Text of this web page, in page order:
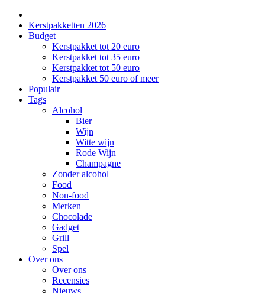
Kerstpakketten 2026
Budget
Kerstpakket tot 20 euro
Kerstpakket tot 35 euro
Kerstpakket tot 50 euro
Kerstpakket 50 euro of meer
Populair
Tags
Alcohol
Bier
Wijn
Witte wijn
Rode Wijn
Champagne
Zonder alcohol
Food
Non-food
Merken
Chocolade
Gadget
Grill
Spel
Over ons
Over ons
Recensies
Nieuws